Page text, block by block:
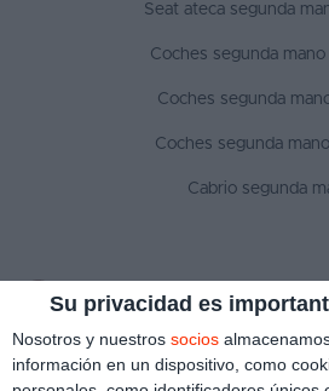
Su privacidad es
Nosotros y nuestros socios
información en un dispositivo, como
Seat ateca segunda
Coches segunda mano
Coches segunda
Coches segunda
Cabrio segunda